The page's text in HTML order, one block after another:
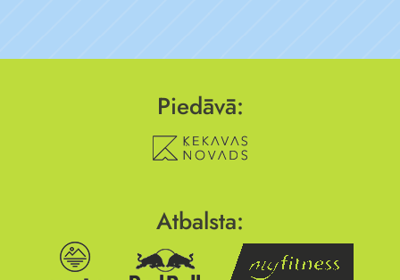
Piedāvā:
Atbalsta: